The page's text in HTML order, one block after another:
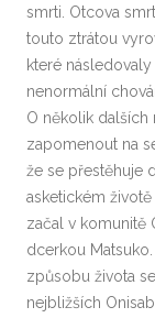
smrti. Otcova
touto ztrátou
které
nenormální
O několik dalších
zapomenout na
že se přestěhuje
asketickém
začal v komunitě
dcerkou
způsobu života
nejbližších